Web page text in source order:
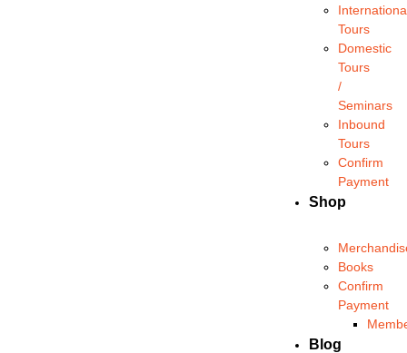
Tours
Domestic
Tours
/
Seminars
Inbound
Tours
Confirm
Payment
Shop
Books
Confirm
Payment
Blog